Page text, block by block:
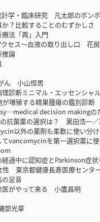
計学・臨床研究 凡太郎のボン
？比較することのむずかしさ
療法「再」入門
セス～血液の取り出し口 花
論
ん 小山恒男
診断ミニマル・エッセンシャル
が増殖する精巣腫瘍の鑑別診
decision makingの
抗菌薬の選択は？ 黒田浩一
外の薬剤も柔軟に使い分け
を第一選択薬に使
過中に認知症とParkinson症
性 東京都健康長寿医療センタ
の足音
がやって来る 小鷹昌明
部光章